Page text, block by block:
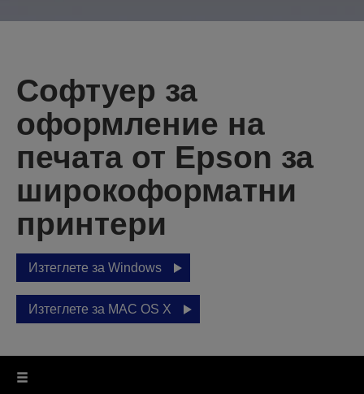
Софтуер за
оформление на
печата от Epson за
широкоформатни
принтери
Изтеглете за Windows
Изтеглете за MAC OS X